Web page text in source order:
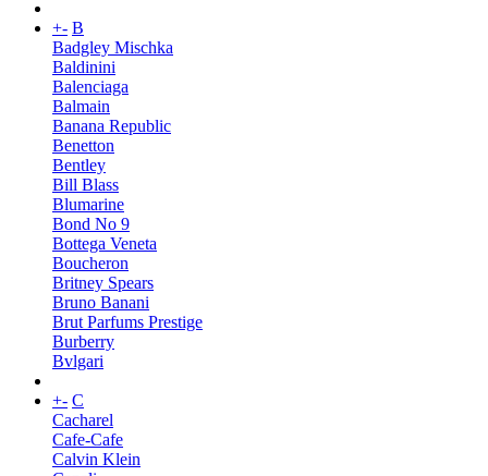
+- B
Badgley Mischka
Baldinini
Balenciaga
Balmain
Banana Republic
Benetton
Bentley
Bill Blass
Blumarine
Bond No 9
Bottega Veneta
Boucheron
Britney Spears
Bruno Banani
Brut Parfums Prestige
Burberry
Bvlgari
+- C
Cacharel
Cafe-Cafe
Calvin Klein